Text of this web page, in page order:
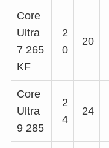
Core
Ultra
7 265
KF
2
0
20
Core
Ultra
9 285
2
4
24